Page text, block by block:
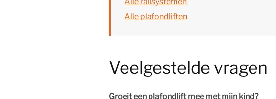
Alle plafondliften
Veelgestelde vragen
Groeit een plafondlift mee met mijn kind?